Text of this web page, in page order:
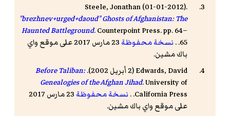
Steele, Jonathan (01-01-2012).
"brezhnev+urged+daoud" Ghosts of Afghanistan: The
Haunted Battleground. Counterpoint Press. pp. 64–
65. .
نسخة محفوظة
23 مارس 2017 على موقع واي
باك مشين.
Edwards, David (2 أبريل 2002).
Before Taliban:
Genealogies of the Afghan Jihad. University of
California Press. .
نسخة محفوظة
23 مارس 2017
على موقع واي باك مشين.